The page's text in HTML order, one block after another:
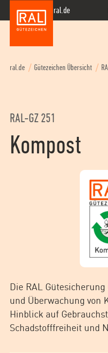
Zur Hauptnavigation springen
Zum Seiteninhalt springen
Zum Kontakt springen
Zum Footer springen
ral.de
ral.de Gütezeichen Übersicht
RAL-GZ 251
Kompost
Die RAL
und Überwachung von
Hinblick auf
Schadstofffreiheit und